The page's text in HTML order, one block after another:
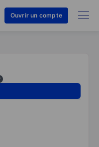
Ouvrir un compte